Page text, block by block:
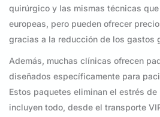
quirúrgico y las mismas técnicas
europeas, pero pueden ofrecer
gracias a la reducción de los gastos
Además, muchas clínicas ofrecen
diseñados específicamente para
Estos paquetes eliminan el estrés
incluyen todo, desde el transporte